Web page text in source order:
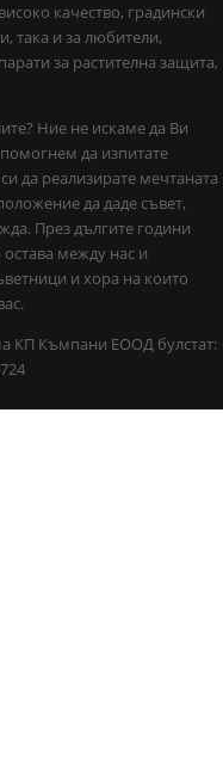
качество, градински
така и за любители,
за растителна защита,
Ние не искаме да Ви
да изпитате
да реализирате мечтаната
да даде съвет,
През дългите години
между нас и
и хора на които
КП Къмпани ЕООД булстат: